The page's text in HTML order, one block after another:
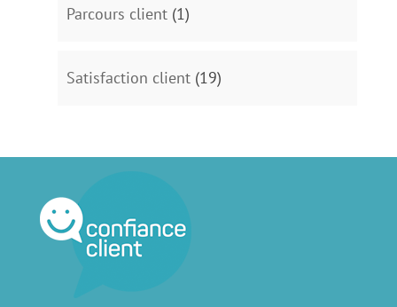
Parcours client(1)
Satisfaction client(19)